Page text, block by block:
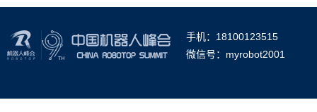
手机：18100123515
微信号：myrobot2001